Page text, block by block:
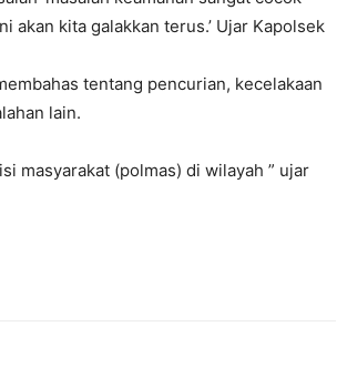
akan kita galakkan terus.’ Ujar Kapolsek
tentang pencurian, kecelakaan
lain.
masyarakat (polmas) di wilayah ” ujar